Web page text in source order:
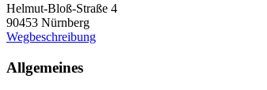
Helmut-Bloß-Straße 4
90453 Nürnberg
Wegbeschreibung
Allgemeines